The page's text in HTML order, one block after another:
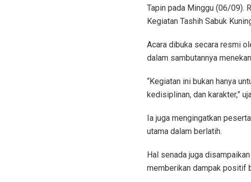
Tapin pada Minggu (06/09).
Kegiatan Tashih Sabuk
Acara dibuka secara resmi
dalam sambutannya
“Kegiatan ini bukan hanya
kedisiplinan, dan karakter,”
Ia juga mengingatkan
utama dalam berlatih.
Hal senada juga
memberikan dampak positif